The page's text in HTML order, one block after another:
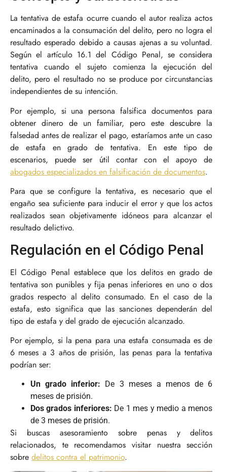
La tentativa de estafa ocurre cuando el autor realiza actos
encaminados a la consumación del delito, pero no logra el
resultado esperado debido a causas ajenas a su voluntad.
Según el artículo 16.1 del Código Penal, se considera
tentativa cuando el sujeto comienza la ejecución del
delito, pero el resultado no se produce por circunstancias
independientes de su intención.
Por ejemplo, si una persona falsifica documentos para
obtener dinero de un familiar, pero este descubre la
falsedad antes de realizar el pago, estaríamos ante un caso
de estafa en grado de tentativa. En este tipo de
escenarios, puede ser útil contar con el apoyo de
abogados especializados en falsificación de documentos.
Para que se configure la tentativa, es necesario que el
engaño sea suficiente para inducir el error y que los actos
realizados sean objetivamente idóneos para alcanzar el
resultado delictivo.
Regulación en el Código Penal
El Código Penal establece que los delitos en grado de
tentativa son punibles y fija penas inferiores en uno o dos
grados respecto al delito consumado. En el caso de la
estafa, esto significa que las sanciones dependerán del
tipo de estafa y del grado de ejecución alcanzado.
Por ejemplo, si la pena para una estafa consumada es de
6 meses a 3 años de prisión, las penas para la tentativa
podrían ser:
Un grado inferior: De 3 meses a menos de 6
meses de prisión.
Dos grados inferiores: De 1 mes y medio a menos
de 3 meses de prisión.
Si buscas asesoramiento sobre penas y delitos
relacionados, te recomendamos visitar nuestra sección
sobre delitos contra el patrimonio.